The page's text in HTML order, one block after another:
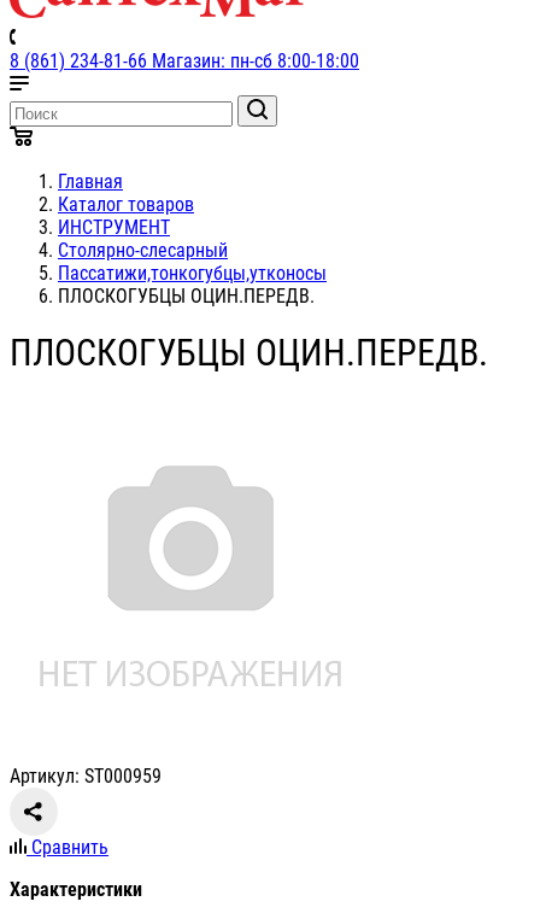
8 (861) 234-81-66 Магазин: пн-сб 8:00-18:00
Главная
Каталог товаров
ИНСТРУМЕНТ
Столярно-слесарный
Пассатижи,тонкогубцы,утконосы
ПЛОСКОГУБЦЫ ОЦИН.ПЕРЕДВ.
ПЛОСКОГУБЦЫ ОЦИН.ПЕРЕДВ.
Артикул: ST000959
Сравнить
Характеристики